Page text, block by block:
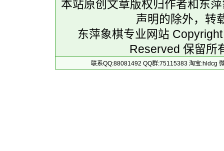
本站原创文章版权归作者和东
声明的除外，转
东萍象棋专业网站
Reserved 保留所
联系QQ:88081492 QQ群:75115383 淘宝:hldcg